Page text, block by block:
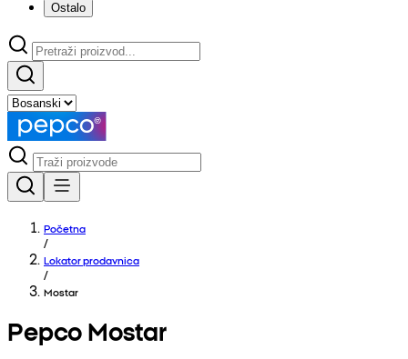
Ostalo
Početna
/
Lokator prodavnica
/
Mostar
Pepco Mostar